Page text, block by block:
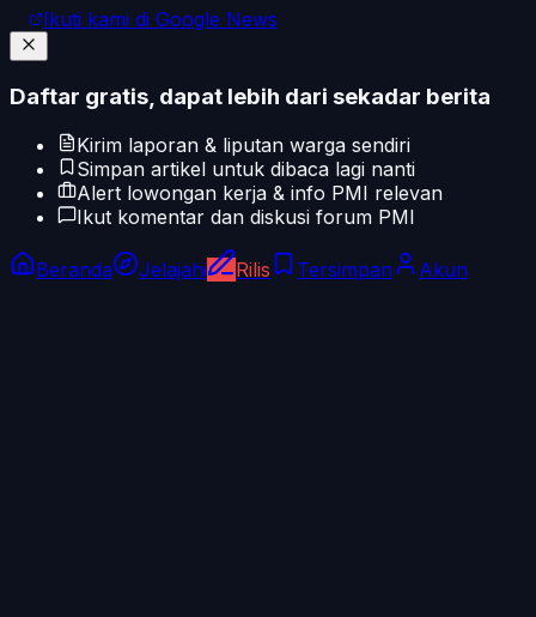
Ikuti kami di Google News
Daftar gratis, dapat lebih dari sekadar berita
Kirim laporan & liputan warga sendiri
Simpan artikel untuk dibaca lagi nanti
Alert lowongan kerja & info PMI relevan
Ikut komentar dan diskusi forum PMI
Beranda Jelajahi Rilis Tersimpan Akun